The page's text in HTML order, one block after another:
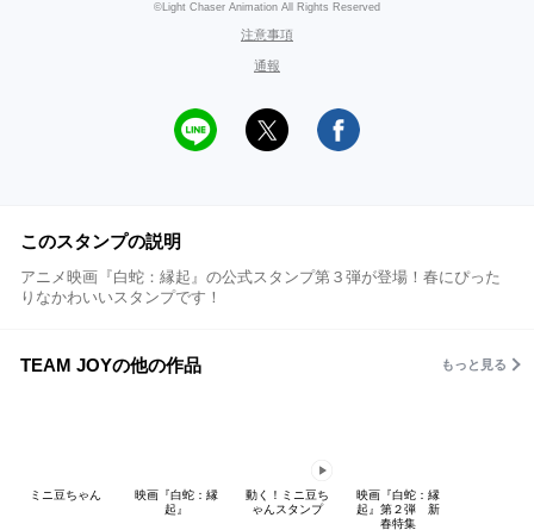
©Light Chaser Animation All Rights Reserved
注意事項
通報
このスタンプの説明
アニメ映画『白蛇：縁起』の公式スタンプ第３弾が登場！春にぴった
りなかわいいスタンプです！
TEAM JOYの他の作品 もっと見る
ミニ豆ちゃん
映画『白蛇：縁
起』
動く！ミニ豆ち
ゃんスタンプ
映画『白蛇：縁
起』第２弾 新
春特集